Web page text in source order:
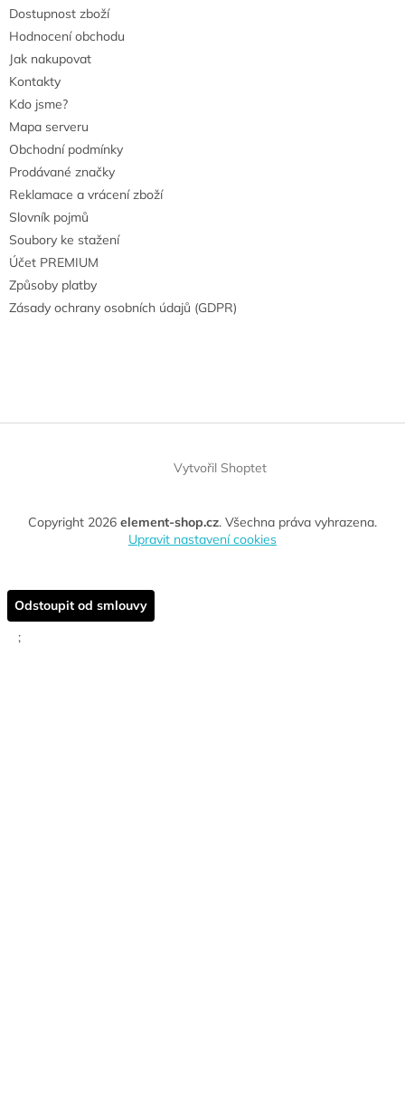
Dostupnost zboží
Hodnocení obchodu
Jak nakupovat
Kontakty
Kdo jsme?
Mapa serveru
Obchodní podmínky
Prodávané značky
Reklamace a vrácení zboží
Slovník pojmů
Soubory ke stažení
Účet PREMIUM
Způsoby platby
Zásady ochrany osobních údajů (GDPR)
Vytvořil Shoptet
Copyright 2026 element-shop.cz. Všechna práva vyhrazena.
Upravit nastavení cookies
Odstoupit od smlouvy
;